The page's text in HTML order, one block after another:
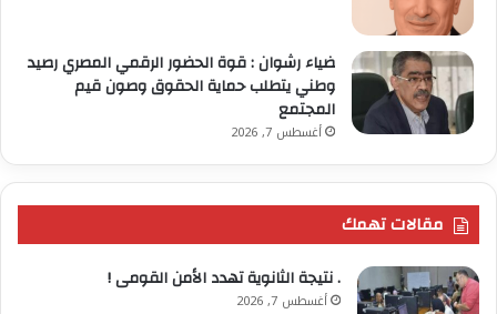
ضياء رشوان : قوة الحضور الرقمي المصري رصيد
وطني يتطلب حماية الحقوق وصون قيم
المجتمع
أغسطس 7, 2026
مقالات تهمك
. نتيجة الثانوية تهدد الأمن القومى !
أغسطس 7, 2026